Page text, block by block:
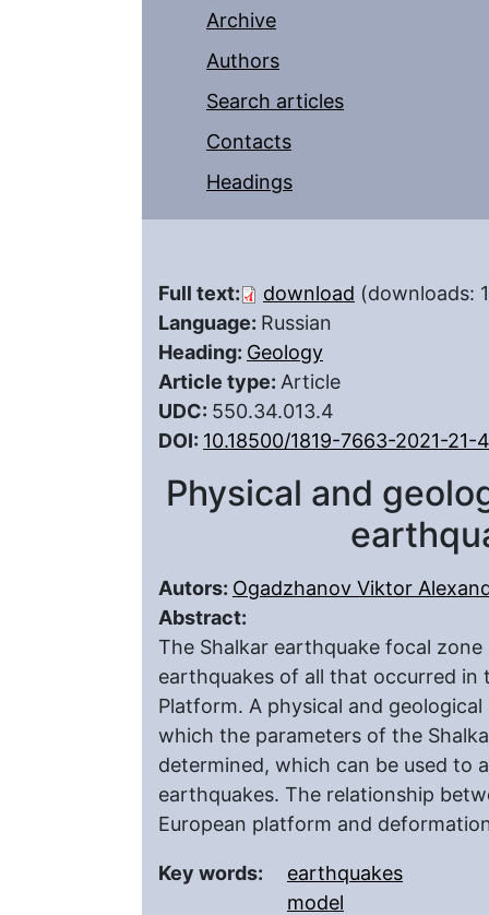
Archive
Authors
Search articles
Contacts
Headings
Full text: download (downloads:
Language: Russian
Heading: Geology
Article type: Article
UDC: 550.34.013.4
DOI: 10.18500/1819-7663-2021-21-
Physical and
Autors: Ogadzhanov Viktor
Abstract:
The Shalkar earthquake focal
earthquakes of all that occurred in
Platform. A physical and
which the parameters of the
determined, which can be used to
earthquakes. The relationship
European platform and
Key words:
earthquakes
model